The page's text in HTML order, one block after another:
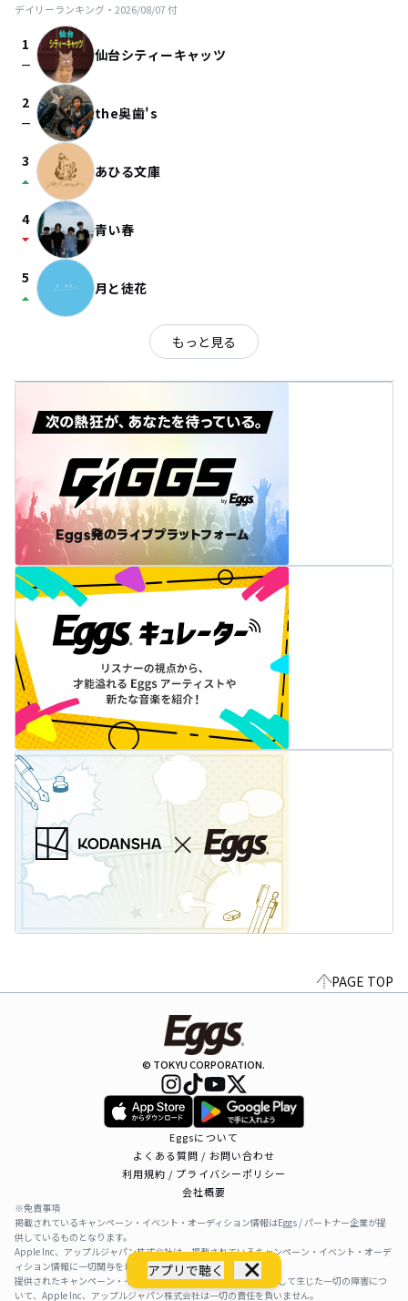
アプリで聴く
デイリーランキング・ 2026/08/07付
1
check_indeterminate_small 仙台シティーキャッツ
2
check_indeterminate_small the奥歯's
3
arrow_drop_up あひる文庫
4
arrow_drop_down 青い春
5
arrow_drop_up 月と徒花
もっと見る
PAGE TOP
© TOKYU CORPORATION.
Eggsについて
よくある質問 / お問い合わせ
利用規約 / プライバシーポリシー
会社概要
※免責事項
掲載されているキャンペーン・イベント・オーディション情報はEggs / パートナー企業が提
供しているものとなります。
Apple Inc、アップルジャパン株式会社は、掲載されているキャンペーン・イベント・オーデ
ィション情報に一切関与をしておりません。
提供されたキャンペーン・イベント・オーディション情報を利用して生じた一切の障害につ
いて、Apple Inc、アップルジャパン株式会社は一切の責任を負いません。